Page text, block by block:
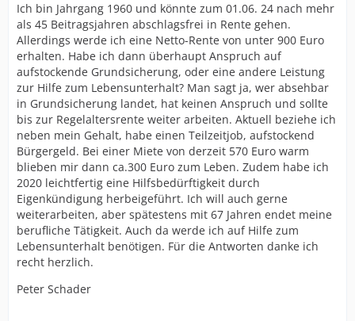
Ich bin Jahrgang 1960 und könnte zum 01.06. 24 nach mehr
als 45 Beitragsjahren abschlagsfrei in Rente gehen.
Allerdings werde ich eine Netto-Rente von unter 900 Euro
erhalten. Habe ich dann überhaupt Anspruch auf
aufstockende Grundsicherung, oder eine andere Leistung
zur Hilfe zum Lebensunterhalt? Man sagt ja, wer absehbar
in Grundsicherung landet, hat keinen Anspruch und sollte
bis zur Regelaltersrente weiter arbeiten. Aktuell beziehe ich
neben mein Gehalt, habe einen Teilzeitjob, aufstockend
Bürgergeld. Bei einer Miete von derzeit 570 Euro warm
blieben mir dann ca.300 Euro zum Leben. Zudem habe ich
2020 leichtfertig eine Hilfsbedürftigkeit durch
Eigenkündigung herbeigeführt. Ich will auch gerne
weiterarbeiten, aber spätestens mit 67 Jahren endet meine
berufliche Tätigkeit. Auch da werde ich auf Hilfe zum
Lebensunterhalt benötigen. Für die Antworten danke ich
recht herzlich.
Peter Schader